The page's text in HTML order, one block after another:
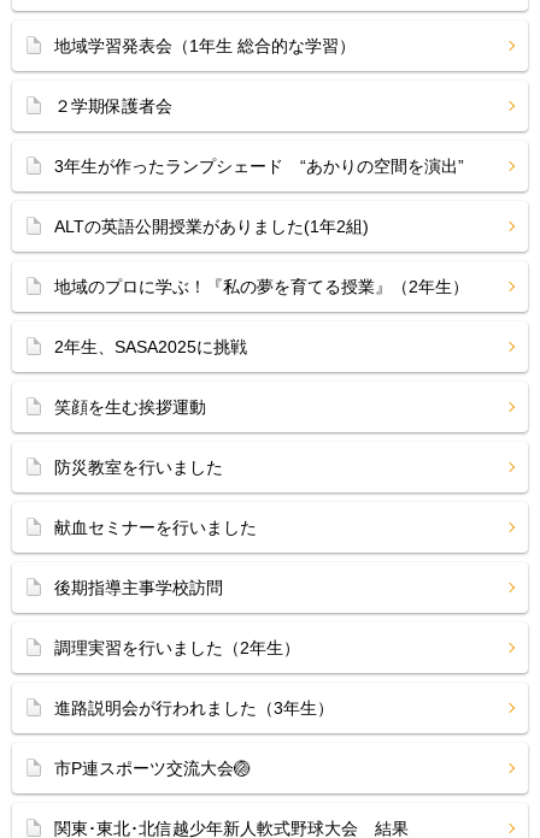
地域学習発表会（1年生 総合的な学習）
２学期保護者会
3年生が作ったランプシェード “あかりの空間を演出”
ALTの英語公開授業がありました(1年2組)
地域のプロに学ぶ！『私の夢を育てる授業』（2年生）
2年生、SASA2025に挑戦
笑顔を生む挨拶運動
防災教室を行いました
献血セミナーを行いました
後期指導主事学校訪問
調理実習を行いました（2年生）
進路説明会が行われました（3年生）
市P連スポーツ交流大会🏐
関東･東北･北信越少年新人軟式野球大会 結果